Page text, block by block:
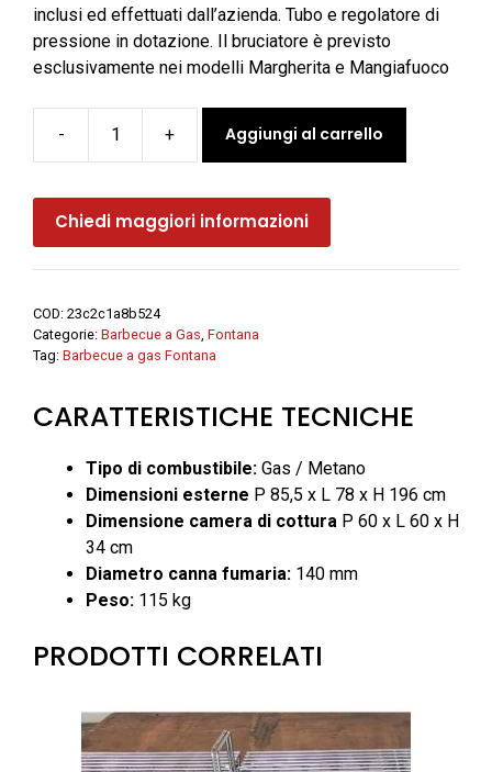
inclusi ed effettuati dall’azienda. Tubo e regolatore di
pressione in dotazione. Il bruciatore è previsto
esclusivamente nei modelli Margherita e Mangiafuoco
-
Forno
gas
per
pizza
MARGHERITA
-
Fontana
+ Aggiungi al carrello
Chiedi maggiori informazioni
COD: 23c2c1a8b524
Categorie: Barbecue a Gas Fontana
Tag: Barbecue a gas Fontana
CARATTERISTICHE TECNICHE
Tipo di combustibile: Gas / Metano
Dimensioni esterne P 85,5 x L 78 x H 196 cm
Dimensione camera di cottura P 60 x L 60 x H
34 cm
Diametro canna fumaria: 140 mm
Peso: 115 kg
PRODOTTI CORRELATI